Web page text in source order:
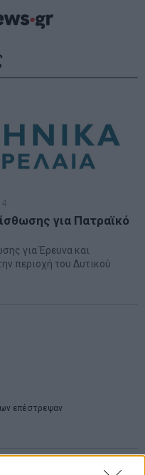
για Πατραϊκό
για Έρευνα και
περιοχή του Δυτικού
επέστρεψαν